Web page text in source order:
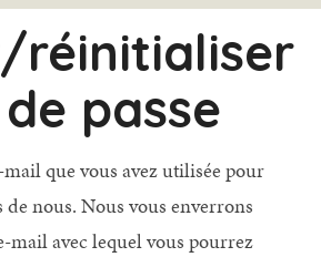
réinitialiser
passe
mail que vous avez utilisée pour
nous. Nous vous enverrons
mail avec lequel vous pourrez